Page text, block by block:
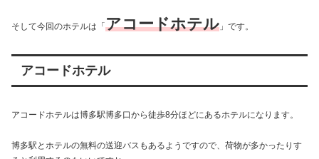
そして今回のホテルは「 アコードホテル 」です。
アコードホテル
アコードホテルは博多駅博多口から徒歩8分ほどにあるホテルになります。
博多駅とホテルの無料の送迎バスもあるようですので、荷物が多かったりす